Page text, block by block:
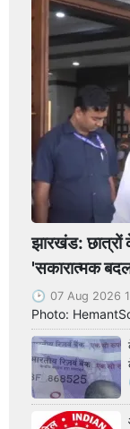
झारखंड: छात्रों
'सकारात्मक
07 Aug 2026
Photo: